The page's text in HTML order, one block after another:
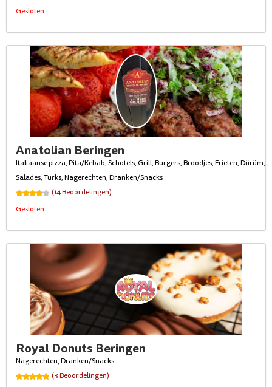
Gesloten
Anatolian Beringen
Italiaanse pizza, Pita/Kebab, Schotels, Grill, Burgers, Broodjes, Frieten, Dürüm,
Salades, Turks, Nagerechten, Dranken/Snacks
(14 Beoordelingen)
Gesloten
Royal Donuts Beringen
Nagerechten, Dranken/Snacks
(3 Beoordelingen)